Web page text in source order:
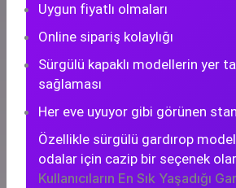
Uygun fiyatlı olmaları
Online sipariş kolaylığı
Sürgülü kapaklı modellerin yer
sağlaması
Her eve uyuyor gibi görünen
Özellikle sürgülü gardırop
odalar için cazip bir seçenek
Kullanıcıların En Sık Yaşadığı